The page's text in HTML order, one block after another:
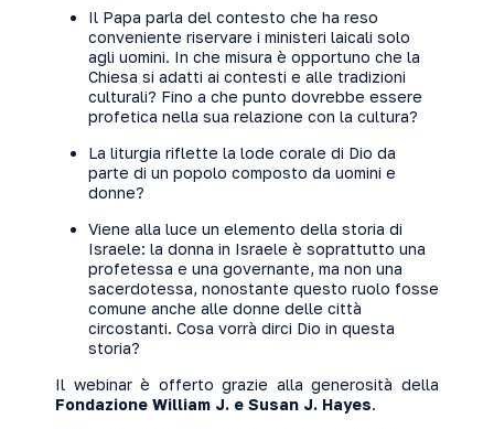
Il Papa parla del contesto che ha reso
conveniente riservare i ministeri laicali solo
agli uomini. In che misura è opportuno che la
Chiesa si adatti ai contesti e alle tradizioni
culturali? Fino a che punto dovrebbe essere
profetica nella sua relazione con la cultura?
La liturgia riflette la lode corale di Dio da
parte di un popolo composto da uomini e
donne?
Viene alla luce un elemento della storia di
Israele: la donna in Israele è soprattutto una
profetessa e una governante, ma non una
sacerdotessa, nonostante questo ruolo fosse
comune anche alle donne delle città
circostanti. Cosa vorrà dirci Dio in questa
storia?
Il webinar è offerto grazie alla generosità della
Fondazione William J. e Susan J. Hayes.